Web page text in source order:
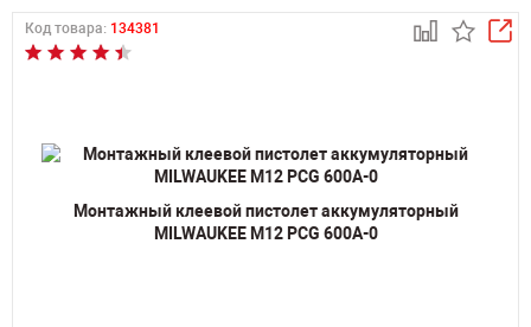
Код товара: 134381
Монтажный клеевой пистолет аккумуляторный
MILWAUKEE M12 PCG 600A-0